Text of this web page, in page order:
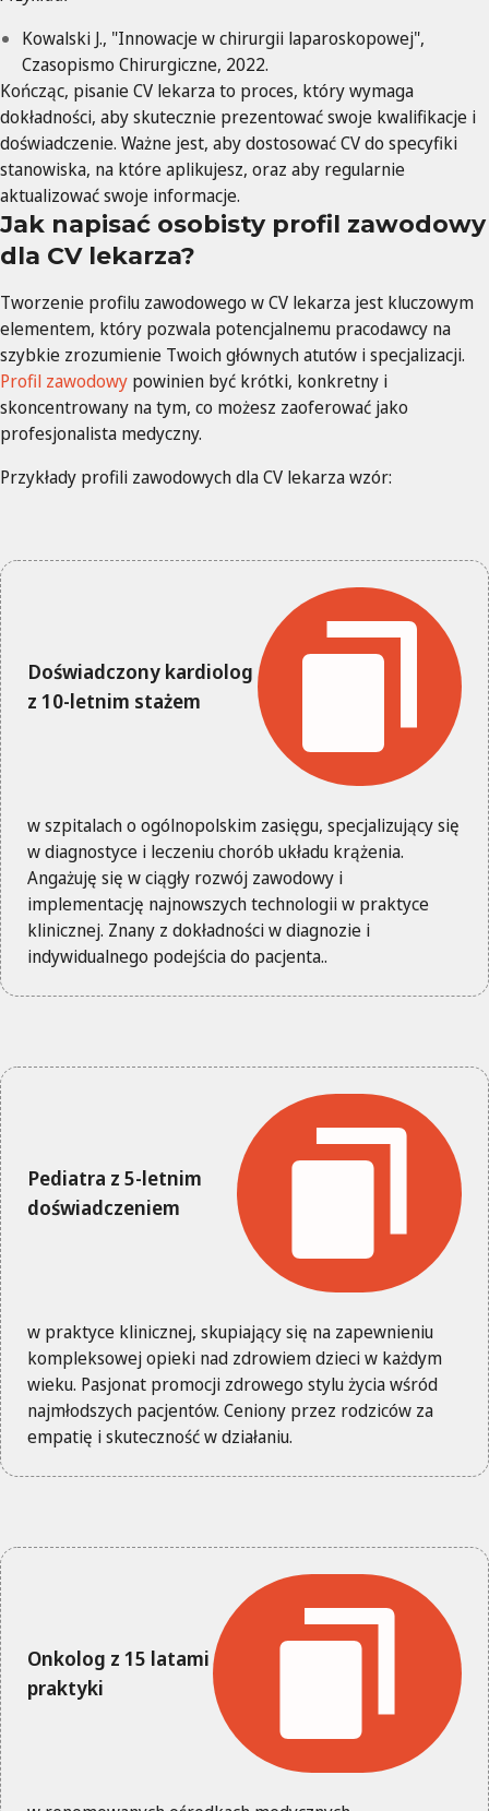
Kowalski J., "Innowacje w chirurgii laparoskopowej",
Czasopismo Chirurgiczne, 2022.
Kończąc, pisanie CV lekarza to proces, który wymaga
dokładności, aby skutecznie prezentować swoje kwalifikacje i
doświadczenie. Ważne jest, aby dostosować CV do specyfiki
stanowiska, na które aplikujesz, oraz aby regularnie
aktualizować swoje informacje.
Jak napisać osobisty profil zawodowy
dla CV lekarza?
Tworzenie profilu zawodowego w CV lekarza jest kluczowym
elementem, który pozwala potencjalnemu pracodawcy na
szybkie zrozumienie Twoich głównych atutów i specjalizacji.
Profil zawodowy powinien być krótki, konkretny i
skoncentrowany na tym, co możesz zaoferować jako
profesjonalista medyczny.
Przykłady profili zawodowych dla CV lekarza wzór:
Doświadczony kardiolog
z 10-letnim stażem
w szpitalach o ogólnopolskim zasięgu, specjalizujący się
w diagnostyce i leczeniu chorób układu krążenia.
Angażuję się w ciągły rozwój zawodowy i
implementację najnowszych technologii w praktyce
klinicznej. Znany z dokładności w diagnozie i
indywidualnego podejścia do pacjenta..
Pediatra z 5-letnim
doświadczeniem
w praktyce klinicznej, skupiający się na zapewnieniu
kompleksowej opieki nad zdrowiem dzieci w każdym
wieku. Pasjonat promocji zdrowego stylu życia wśród
najmłodszych pacjentów. Ceniony przez rodziców za
empatię i skuteczność w działaniu.
Onkolog z 15 latami
praktyki